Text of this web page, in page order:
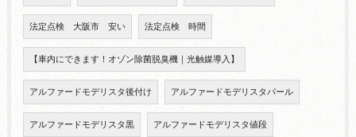
法定点検 大阪市 安い 法定点検 時間
【車内にできます！オゾン除菌脱臭機｜光触媒導入】
アルファードモデリスタ後付け アルファードモデリスタパール
アルファードモデリスタ黒 アルファードモデリスタ値段